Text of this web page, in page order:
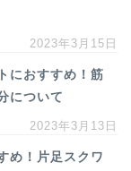
2023年3月15日
におすすめ！筋
について
2023年3月13日
め！片足スクワ